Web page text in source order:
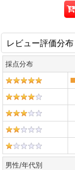
レビュー評価分布
採点分布
男性/年代別